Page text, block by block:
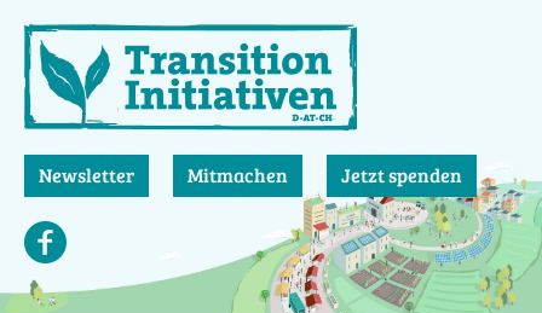
zum
Inhalt
Newsletter Mitmachen Jetzt spenden